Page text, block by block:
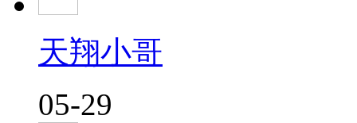
天翔小哥
05-29